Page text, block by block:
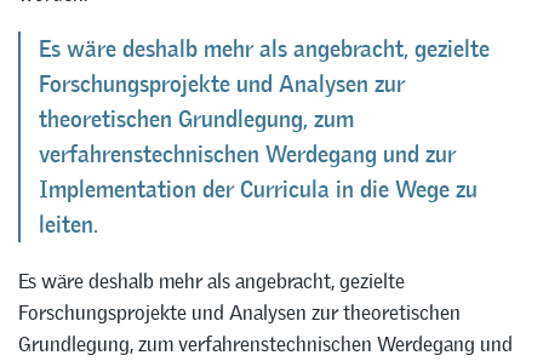
Es wäre deshalb mehr als angebracht, gezielte
Forschungsprojekte und Analysen zur
theoretischen Grundlegung, zum
verfahrenstechnischen Werdegang und zur
Implementation der Curricula in die Wege zu
leiten.
Es wäre deshalb mehr als angebracht, gezielte
Forschungsprojekte und Analysen zur theoretischen
Grundlegung, zum verfahrenstechnischen Werdegang und